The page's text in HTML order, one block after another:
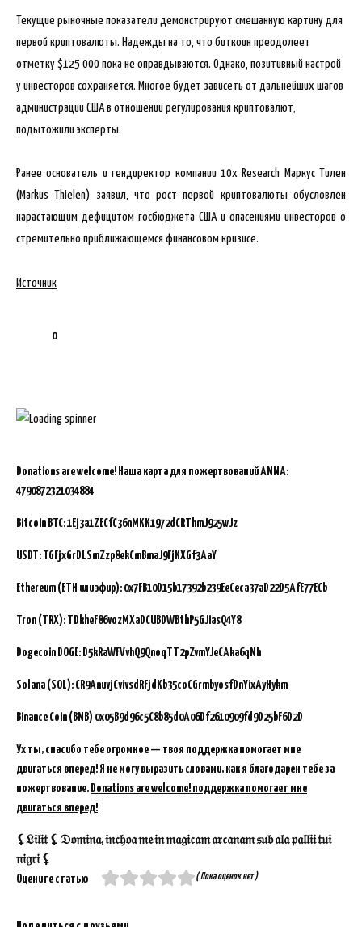
Текущие рыночные показатели демонстрируют смешанную картину для
первой криптовалюты. Надежды на то, что биткоин преодолеет
отметку $125 000 пока не оправдываются. Однако, позитивный настрой
у инвесторов сохраняется. Многое будет зависеть от дальнейших шагов
администрации США в отношении регулирования криптовалют,
подытожили эксперты.
Ранее основатель и гендиректор компании 10x Research Маркус Тилен
(Markus Thielen) заявил, что рост первой криптовалюты обусловлен
нарастающим дефицитом госбюджета США и опасениями инвесторов о
стремительно приближающемся финансовом кризисе.
Источник
0
Donations are welcome! Наша карта для пожертвований ANNA:
4790872321034884
Bitcoin BTC:1Ej3a1ZECfC36nMKK1972dCRThmJ925wJz
USDT: TGFjxGrDLSmZzp8ekCmBmaJ9FjKXGf3AaY
Ethereum (ETH или эфир): 0x7FB10D15b17392b239EeCeca37aD22D5AfE77ECb
Tron (TRX): TDkheF86vozMXaDCUBDWBthP5GJiasQ4Y8
Dogecoin DOGE: D5kRaWFVvhQ9QnoqTT2pZvmYJeCAka6qNh
Solana (SOL): CR9AnuvjCvivsdRFjdKb35coCGrmbyosfDnYixAyHykm
Binance Coin (BNB) 0x05B9d96c5C8b85d0A06Df2610909fd9D25bF6D2D
Ух ты, спасибо тебе огромное — твоя поддержка помогает мне
двигаться вперед! Я не могу выразить словами, как я благодарен тебе за
пожертвование. Donations are welcome! поддержка помогает мне
двигаться вперед!
⚸𝔏𝔦𝔩𝔦𝔱 ⚸ 𝔇𝔬𝔪𝔦𝔫𝔞, 𝔦𝔫𝔠𝔥𝔬𝔞 𝔪𝔢 𝔦𝔫 𝔪𝔞𝔤𝔦𝔠𝔞𝔪 𝔞𝔯𝔠𝔞𝔫𝔞𝔪 𝔰𝔲𝔟 𝔞𝔩𝔞 𝔭𝔞𝔩𝔩𝔦𝔦 𝔱𝔲𝔦
𝔫𝔦𝔤𝔯𝔦 ⚸
Оцените статью
( Пока оценок нет )